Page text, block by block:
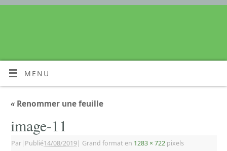
MENU
« Renommer une feuille
image-11
Par| Publié14/08/2019| Grand format en 1283 × 722 pixels